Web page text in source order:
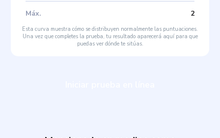
Máx. 2
Esta curva muestra cómo se distribuyen normalmente las puntuaciones.
Una vez que completes la prueba, tu resultado aparecerá aquí para que
puedas ver dónde te sitúas.